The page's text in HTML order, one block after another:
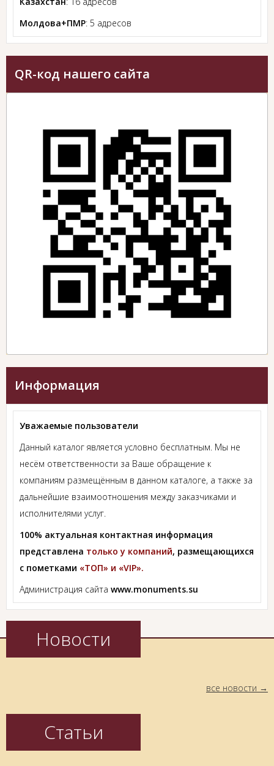
Молдова+ПМР: 5 адресов
QR-код нашего сайта
Информация
Уважаемые пользователи
Данный каталог является условно бесплатным. Мы не
несём ответственности за Ваше обращение к
компаниям размещённым в данном каталоге, а также за
дальнейшие взаимоотношения между заказчиками и
исполнителями услуг.
100% актуальная контактная информация
представлена только у компаний, размещающихся
с пометками «ТОП» и «VIP».
Администрация сайта www.monuments.su
Новости
все новости
Статьи